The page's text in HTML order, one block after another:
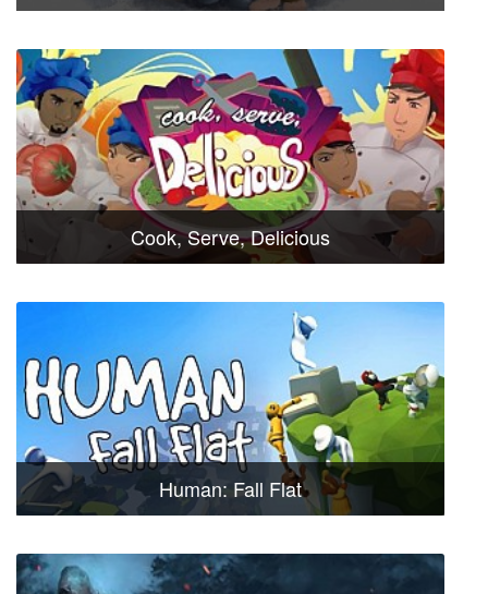
Cook, Serve, Delicious
Human: Fall Flat